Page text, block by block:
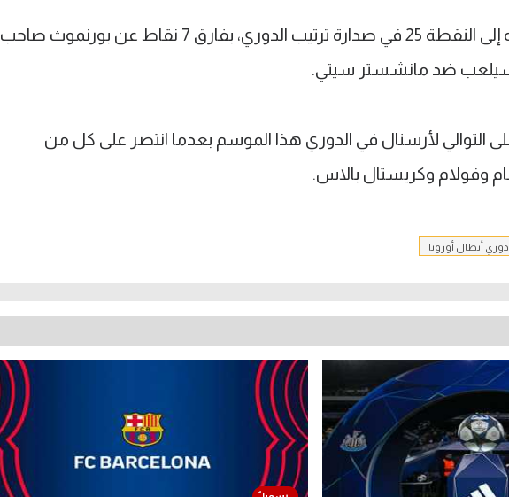
ورفع أرسنال رصيده إلى النقطة 25 في صدارة ترتيب الدوري، بفارق 7 نقاط عن بورنموث صاحب
سيلعب ضد مانشستر سيتي.
التوالي لأرسنال في الدوري هذا الموسم بعدما انتصر على كل من
وفولام وكريستال بالاس.
دوري أبطال أوروبا